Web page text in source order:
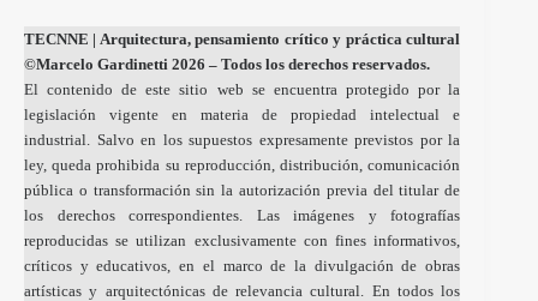
TECNNE | Arquitectura, pensamiento crítico y práctica cultural
©Marcelo Gardinetti 2026 – Todos los derechos reservados.
El contenido de este sitio web se encuentra protegido por la
legislación vigente en materia de propiedad intelectual e
industrial. Salvo en los supuestos expresamente previstos por la
ley, queda prohibida su reproducción, distribución, comunicación
pública o transformación sin la autorización previa del titular de
los derechos correspondientes. Las imágenes y fotografías
reproducidas se utilizan exclusivamente con fines informativos,
críticos y educativos, en el marco de la divulgación de obras
artísticas y arquitectónicas de relevancia cultural. En todos los